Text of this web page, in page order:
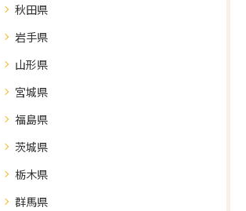
秋田県
岩手県
山形県
宮城県
福島県
茨城県
栃木県
群馬県